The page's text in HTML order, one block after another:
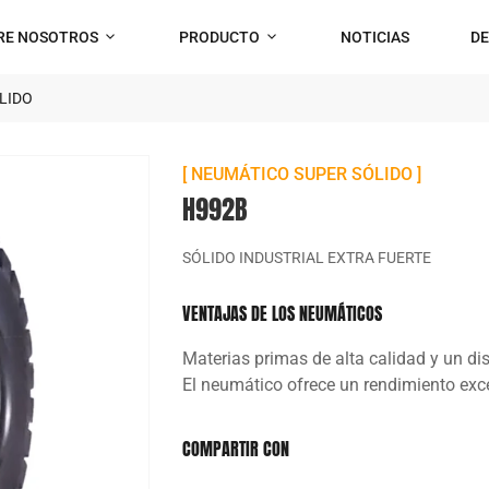
NOSOTROS PRODUCTO NOTICIAS
[ NEUMÁTICO SUPER SÓLIDO ]
H992B
SÓLIDO INDUSTRIAL EXTRA FUERTE
VENTAJAS DE LOS NEUMÁTICOS
Materias primas de alta calidad y un
El neumático ofrece un rendimiento
COMPARTIR CON